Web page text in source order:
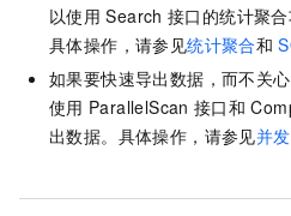
以使用 Search 接口的统计聚
具体操作，请参见统计聚合和
如果要快速导出数据，而不关
使用 ParallelScan 接口和
出数据。具体操作，请参见并